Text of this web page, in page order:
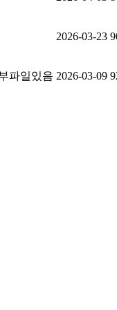
2026-03-23
2026-03-09